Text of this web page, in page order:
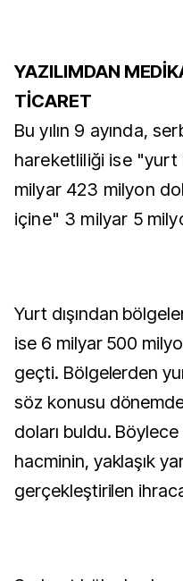
YAZILIMDAN
TİCARET
Bu yılın 9 ayında,
hareketliliği ise
milyar 423 milyon
içine" 3 milyar 5
Yurt dışından
ise 6 milyar 500
geçti. Bölgelerden
söz konusu
doları buldu.
hacminin, yaklaşık
gerçekleştirilen